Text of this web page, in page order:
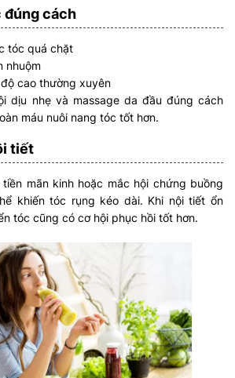
đúng cách
tóc quá chặt
nhuộm
cao thường xuyên
dịu nhẹ và massage da đầu đúng cách
máu nuôi nang tóc tốt hơn.
tiết
tiền mãn kinh hoặc mắc hội chứng buồng
khiến tóc rụng kéo dài. Khi nội tiết ổn
tóc cũng có cơ hội phục hồi tốt hơn.